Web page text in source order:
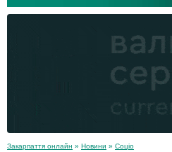
Закарпаття онлайн » Новини » Соціо